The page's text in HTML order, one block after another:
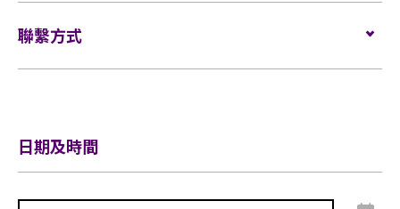
聯繫方式
fair/hongkongshow/ec?source=OS_HK_TopNav
日期及時間